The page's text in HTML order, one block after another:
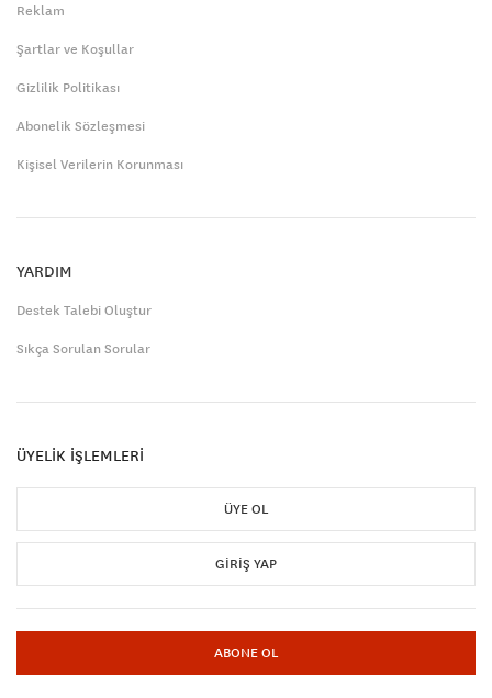
Reklam
Şartlar ve Koşullar
Gizlilik Politikası
Abonelik Sözleşmesi
Kişisel Verilerin Korunması
YARDIM
Destek Talebi Oluştur
Sıkça Sorulan Sorular
ÜYELİK İŞLEMLERİ
ÜYE OL
GIRIŞ YAP
ABONE OL